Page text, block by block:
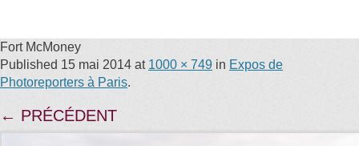
Fort McMoney
Published 15 mai 2014 at 1000 × 749 in Expos de
Photoreporters à Paris.
← PRÉCÉDENT